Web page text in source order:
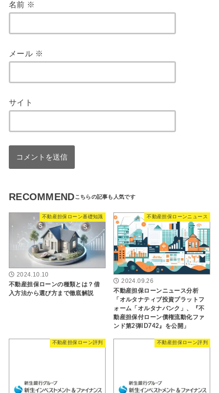
名前 ※
メール ※
サイト
RECOMMEND
不動産担保ローン基礎知識
2024.10.10
不動産担保ローンの種類とは？借
入方法から選び方まで徹底解説
不動産担保ローンニュース
2024.09.26
不動産担保ローンニュース分析
「オルタナティブ投資プラットフ
ォーム「オルタナバンク」、『不
動産担保付ローン債権流動化ファ
ンド第2弾ID742』を公開」
不動産担保ローン評判 不動産担保ローン評判